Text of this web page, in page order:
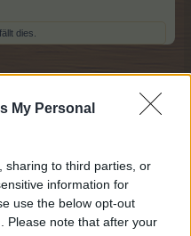
My Personal
sharing to third parties, or
information for
use the below opt-out
Please note that after your
dies.